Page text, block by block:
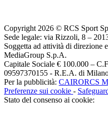
Copyright 2026 © RCS Sport
Sede legale: via Rizzoli, 8 –
Soggetta ad attività di direzione
MediaGroup S.p.A.
Capitale Sociale € 100.000 –
09597370155 - R.E.A. di
Per la pubblicità: CAIRORCS
Preferenze sui cookie -
Stato del consenso ai cookie: